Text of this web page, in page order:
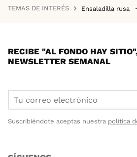
TEMAS DE INTERÉS Ensaladilla rusa
RECIBE "AL FONDO HAY
NEWSLETTER SEMANAL
Suscribiéndote aceptas nuestra política